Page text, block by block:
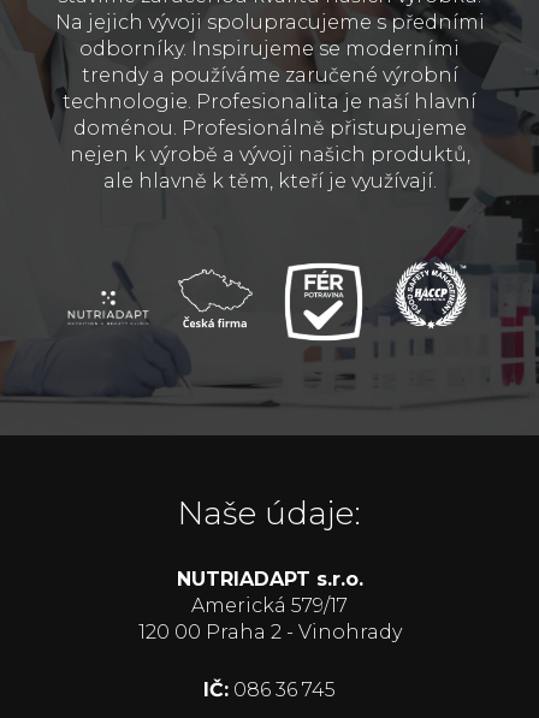
Na jejich vývoji spolupracujeme s předními
odborníky. Inspirujeme se moderními
trendy a používáme zaručené výrobní
technologie. Profesionalita je naší hlavní
doménou. Profesionálně přistupujeme
nejen k výrobě a vývoji našich produktů,
ale hlavně k těm, kteří je využívají.
Naše údaje:
NUTRIADAPT s.r.o.
Americká 579/17
120 00 Praha 2 - Vinohrady
IČ: 086 36 745